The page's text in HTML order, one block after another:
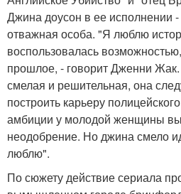
Джина доусон в ее исполнении
отважная особа. "Я люблю
воспользовалась
прошлое, - говорит Дженни
смелая и решительная, она
построить карьеру
амбиции у молодой женщины
неодобрение. Но джина смело
люблю".
По сюжету действие сериала